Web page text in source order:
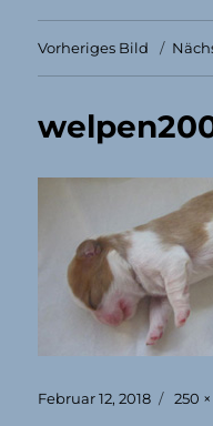
Vorheriges Bild
Veröffentlicht
Februar 12, 2018 250 ×